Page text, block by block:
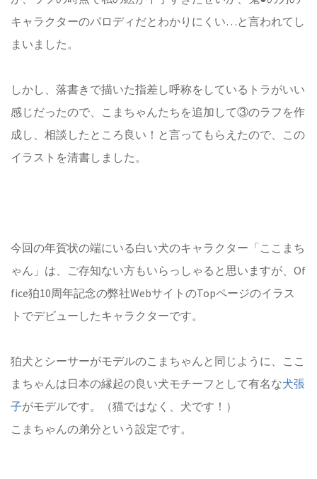
キャラクターのパロディだとわかりにくい…と言われてし
まいました。
しかし、落書きで描いた指差し呼称をしているトラがいい
感じだったので、こまちゃんたちを追加して③のラフを作
成し、相談したところ良い！と言ってもらえたので、この
イラストを清書しました。
今回の年賀状の端にいる白い犬のキャラクター「ここまち
ゃん」は、ご存知ない方もいらっしゃると思いますが、Of
fice狛10周年記念の弊社WebサイトのTopページのイラス
トでデビューしたキャラクターです。
狛犬とシーサーがモデルのこまちゃんと同じように、ここ
まちゃんは日本の縁起の良い犬モチーフとして有名な犬張
子がモデルです。（猫ではなく、犬です！）
こまちゃんの弟分という設定です。